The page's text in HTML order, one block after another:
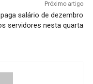
Próximo artigo
salário de dezembro
servidores nesta quarta